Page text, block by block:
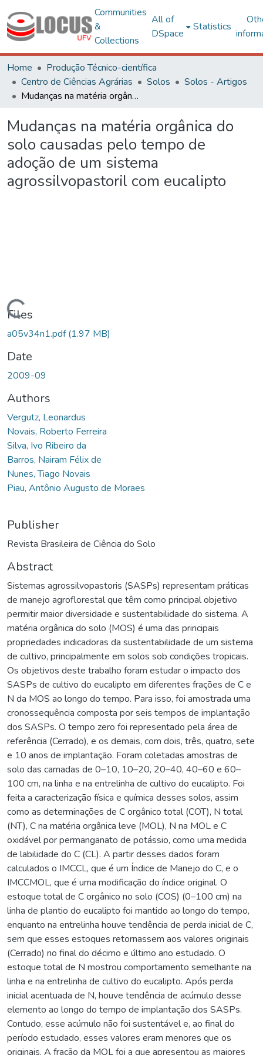
Communities
&
Collections
All of
DSpace
Statistics
Home
Produção Técnico-científica
Centro de Ciências Agrárias
Solos
Solos - Artigos
Mudanças na matéria orgânica do solo causadas pelo tempo de adoção de um sistema agrossilvopastoril com eucalipto
Mudanças na matéria orgânica do
solo causadas pelo tempo de
adoção de um sistema
agrossilvopastoril com eucalipto
Files
a05v34n1.pdf(1.97 MB)
Date
2009-09
Authors
Vergutz, Leonardus
Novais, Roberto Ferreira
Silva, Ivo Ribeiro da
Barros, Nairam Félix de
Nunes, Tiago Novais
Piau, Antônio Augusto de Moraes
Publisher
Revista Brasileira de Ciência do Solo
Abstract
Sistemas agrossilvopastoris (SASPs) representam práticas
de manejo agroflorestal que têm como principal objetivo
permitir maior diversidade e sustentabilidade do sistema. A
matéria orgânica do solo (MOS) é uma das principais
propriedades indicadoras da sustentabilidade de um sistema
de cultivo, principalmente em solos sob condições tropicais.
Os objetivos deste trabalho foram estudar o impacto dos
SASPs de cultivo do eucalipto em diferentes frações de C e
N da MOS ao longo do tempo. Para isso, foi amostrada uma
cronossequência composta por seis tempos de implantação
dos SASPs. O tempo zero foi representado pela área de
referência (Cerrado), e os demais, com dois, três, quatro, sete
e 10 anos de implantação. Foram coletadas amostras de
solo das camadas de 0–10, 10–20, 20–40, 40–60 e 60–
100 cm, na linha e na entrelinha de cultivo do eucalipto. Foi
feita a caracterização física e química desses solos, assim
como as determinações de C orgânico total (COT), N total
(NT), C na matéria orgânica leve (MOL), N na MOL e C
oxidável por permanganato de potássio, como uma medida
de labilidade do C (CL). A partir desses dados foram
calculados o IMCCL, que é um Índice de Manejo do C, e o
IMCCMOL, que é uma modificação do índice original. O
estoque total de C orgânico no solo (COS) (0–100 cm) na
linha de plantio do eucalipto foi mantido ao longo do tempo,
enquanto na entrelinha houve tendência de perda inicial de C,
sem que esses estoques retornassem aos valores originais
(Cerrado) no final do décimo e último ano estudado. O
estoque total de N mostrou comportamento semelhante na
linha e na entrelinha de cultivo do eucalipto. Após perda
inicial acentuada de N, houve tendência de acúmulo desse
elemento ao longo do tempo de implantação dos SASPs.
Contudo, esse acúmulo não foi sustentável e, ao final do
período estudado, esses valores eram menores que os
originais. A fração da MOL foi a que apresentou as maiores